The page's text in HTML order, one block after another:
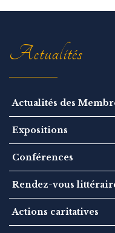
t
Actualités
Actualités des
Expositions
Conférences
Rendez-vous
Actions caritatives